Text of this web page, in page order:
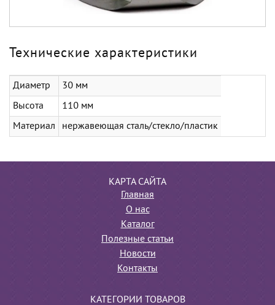
Технические характеристики
Диаметр 30 мм
Высота 110 мм
Материал нержавеющая сталь/стекло/пластик
КАРТА САЙТА
Главная
О нас
Каталог
Полезные статьи
Новости
Контакты
КАТЕГОРИИ ТОВАРОВ